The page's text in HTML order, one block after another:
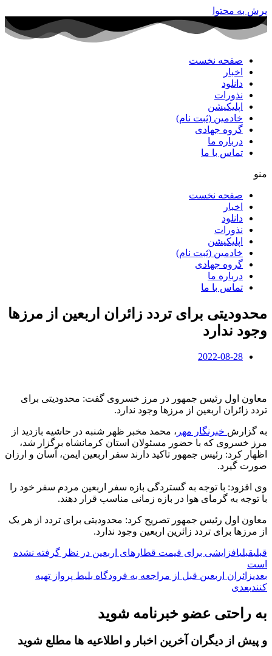
پرش به محتوا
صفحه نخست
اخبار
دانلود
نذورات
اپلیکیشن
خادمین (ثبت نام)
گروه جهادی
درباره ما
تماس با ما
منو
صفحه نخست
اخبار
دانلود
نذورات
اپلیکیشن
خادمین (ثبت نام)
گروه جهادی
درباره ما
تماس با ما
محدودیتی برای تردد زائران اربعین از مرزها
وجود ندارد
2022-08-28
معاون اول رئیس جمهور در مرز خسروی گفت: محدودیتی برای
تردد زائران اربعین از مرزها وجود ندارد.
به گزارش خبرنگار مهر ، محمد مخبر ظهر شنبه در حاشیه بازدید از
مرز خسروی که با حضور مسئولان استان کرمانشاه برگزار شد،
اظهار کرد: رئیس جمهور تاکید دارند سفر اربعین ایمن، آسان و ارزان
صورت گیرد.
وی افزود: با توجه به گستردگی بازه سفر اربعین مردم سفر خود را
با توجه به گرمای هوا در بازه زمانی مناسب قرار دهند.
معاون اول رئیس جمهور تصریح کرد: محدودیتی برای تردد از هر یک
از مرزها برای تردد زائرین اربعین وجود ندارد.
قبلیقبلیافزایشی برای قیمت قطارهای اربعین در نظر گرفته نشده
است
بعدیزائران اربعین قبل از مراجعه به فرودگاه بلیط پرواز تهیه
کنندبعدی
به راحتی عضو خبرنامه شوید
و پیش از دیگران آخرین اخبار و اطلاعیه ها مطلع شوید